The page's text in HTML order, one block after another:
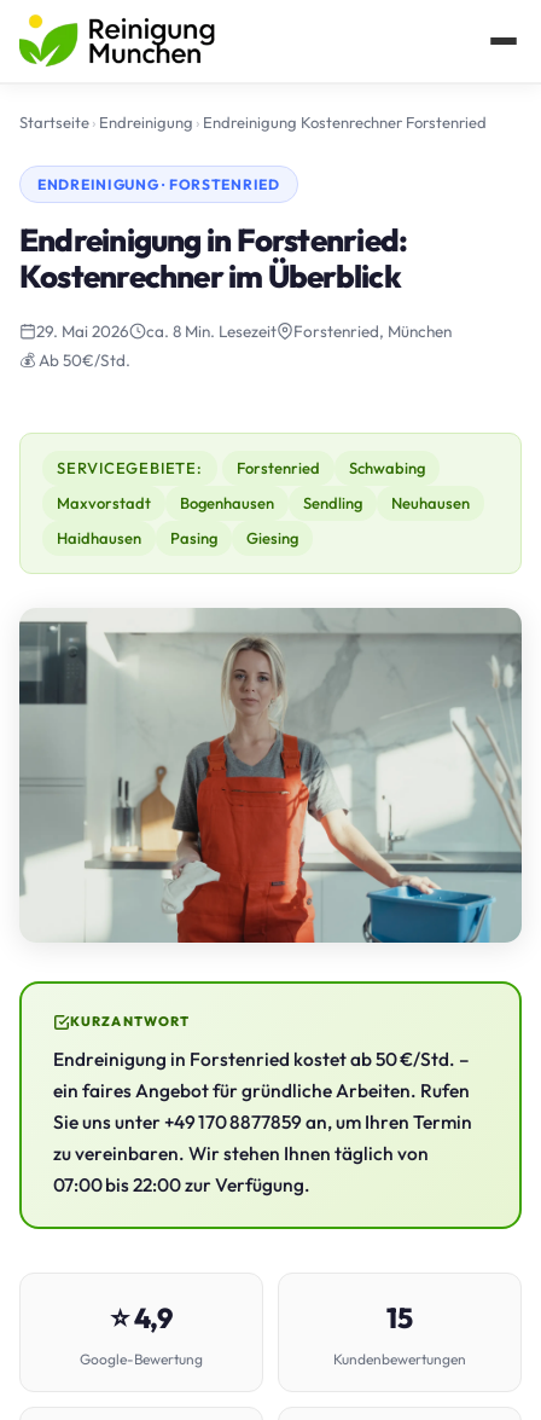
Startseite› Endreinigung › Endreinigung Kostenrechner Forstenried
ENDREINIGUNG · FORSTENRIED
Endreinigung in Forstenried:
Kostenrechner im Überblick
29. Mai 2026 ca. 8 Min. Lesezeit
Forstenried, München
💰 Ab 50€/Std.
SERVICEGEBIETE: Forstenried
Schwabing
Maxvorstadt
Bogenhausen Sendling
Neuhausen
Haidhausen
Pasing Giesing
KURZANTWORT
Endreinigung in Forstenried kostet ab 50 €/Std. –
ein faires Angebot für gründliche Arbeiten. Rufen
Sie uns unter +49 170 8877859 an, um Ihren Termin
zu vereinbaren. Wir stehen Ihnen täglich von
07:00 bis 22:00 zur Verfügung.
⭐ 4,9
Google-Bewertung
15
Kundenbewertungen